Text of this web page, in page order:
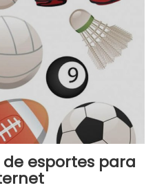
esportes para